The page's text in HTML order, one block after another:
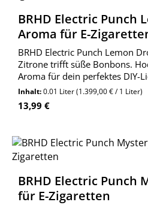
BRHD Electric Punch
Aroma für E-
BRHD Electric Punch Lemon
Zitrone trifft süße Bonbons.
Aroma für dein perfektes DIY-
Inhalt:0.01 Liter(1.399,00 € / 1 Liter)
Regulärer Preis:
13,99 €
BRHD Electric Punch
für E-Zigaretten